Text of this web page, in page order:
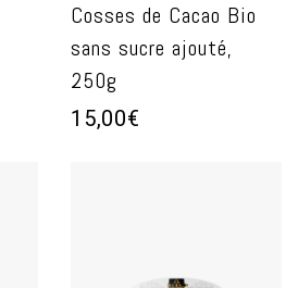
Cosses de Cacao Bio
sans sucre ajouté,
250g
15,00€